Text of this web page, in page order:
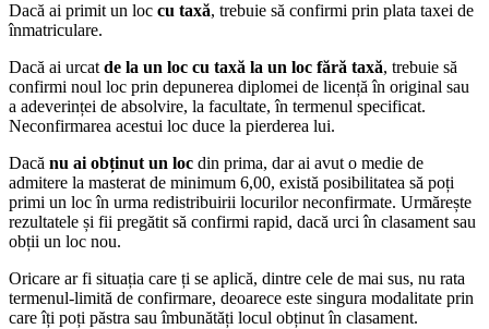
Dacă ai primit un loc cu taxă, trebuie să confirmi prin plata taxei de
înmatriculare.
Dacă ai urcat de la un loc cu taxă la un loc fără taxă, trebuie să
confirmi noul loc prin depunerea diplomei de licență în original sau
a adeverinței de absolvire, la facultate, în termenul specificat.
Neconfirmarea acestui loc duce la pierderea lui.
Dacă nu ai obținut un loc din prima, dar ai avut o medie de
admitere la masterat de minimum 6,00, există posibilitatea să poți
primi un loc în urma redistribuirii locurilor neconfirmate. Urmărește
rezultatele și fii pregătit să confirmi rapid, dacă urci în clasament sau
obții un loc nou.
Oricare ar fi situația care ți se aplică, dintre cele de mai sus, nu rata
termenul-limită de confirmare, deoarece este singura modalitate prin
care îți poți păstra sau îmbunătăți locul obținut în clasament.